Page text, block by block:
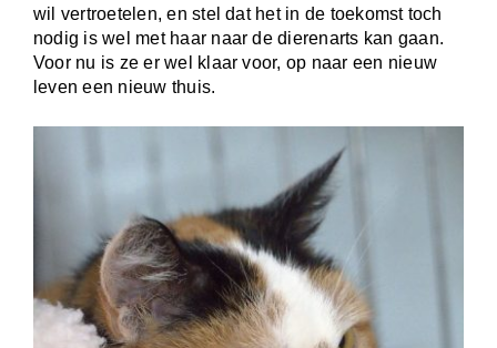
wil vertroetelen, en stel dat het in de toekomst toch
nodig is wel met haar naar de dierenarts kan gaan.
Voor nu is ze er wel klaar voor, op naar een nieuw
leven een nieuw thuis.